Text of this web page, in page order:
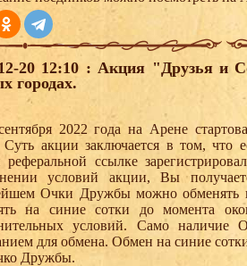
20 12:10 : Акция "Друзья и
городах.
2022 года на Арене
Суть акции заключается в том, что
ссылке
условий акции, Вы
Очки Дружбы можно
на синие сотки до момента
условий. Само наличие
для обмена. Обмен на синие
Дружбы.